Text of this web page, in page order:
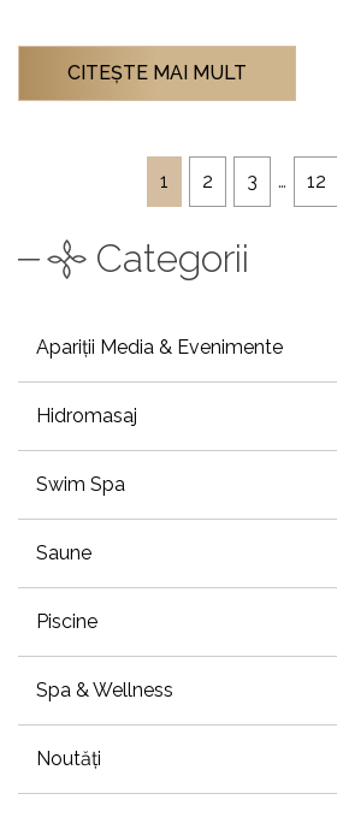
CITEŞTE MAI MULT
1 2 3 … 12
Categorii
Apariții Media & Evenimente
Hidromasaj
Swim Spa
Saune
Piscine
Spa & Wellness
Noutăți